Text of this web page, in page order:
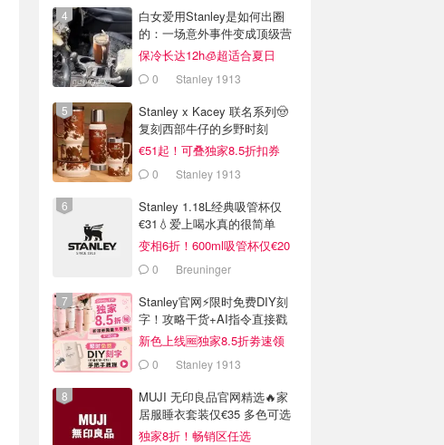
白女爱用Stanley是如何出圈
的：一场意外事件变成顶级营
销案例
保冷长达12h🧊超适合夏日
0 Stanley 1913
Stanley x Kacey 联名系列🤠
复刻西部牛仔的乡野时刻
€51起！可叠独家8.5折扣券
0 Stanley 1913
Stanley 1.18L经典吸管杯仅
€31💧爱上喝水真的很简单
变相6折！600ml吸管杯仅€20
0 Breuninger
Stanley官网⚡️限时免费DIY刻
字！攻略干货+AI指令直接戳
新色上线🆓独家8.5折劵速领
0 Stanley 1913
MUJI 无印良品官网精选🔥家
居服睡衣套装仅€35 多色可选
独家8折！畅销区任选